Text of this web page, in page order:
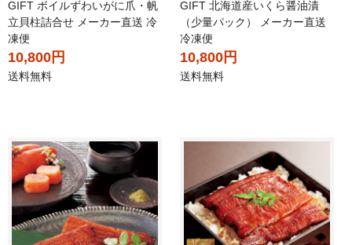
GIFT ボイルずわいがに爪・帆
立貝柱詰合せ メーカー直送 冷
凍便
10,800円
送料無料
GIFT 北海道産いくら醤油漬
（少量パック） メーカー直送
冷凍便
10,800円
送料無料